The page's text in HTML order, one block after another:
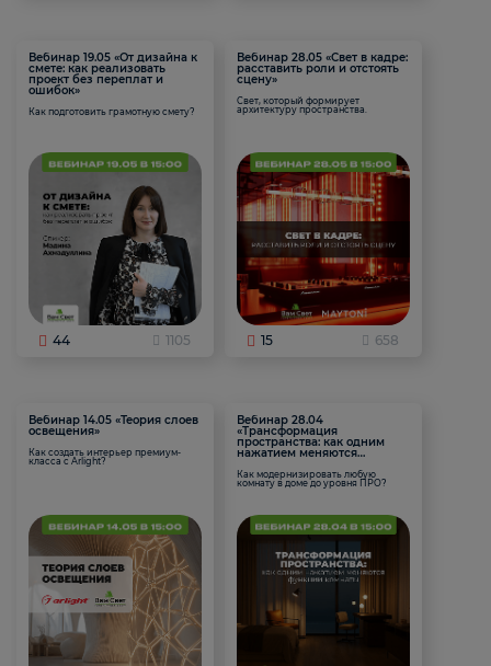
Вебинар 19.05 «От дизайна к
смете: как реализовать
проект без переплат и
ошибок»
Как подготовить грамотную смету?
44 1105
Вебинар 28.05 «Свет в кадре:
расставить роли и отстоять
сцену»
Свет, который формирует
архитектуру пространства.
15 658
Вебинар 14.05 «Теория слоев
освещения»
Как создать интерьер премиум-
класса с Arlight?
Вебинар 28.04
«Трансформация
пространства: как одним
нажатием меняются
Как модернизировать любую
комнату в доме до уровня ПРО?